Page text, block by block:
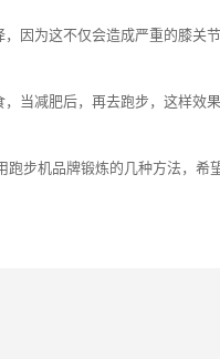
因为这不仅会造成严重的膝关
当减肥后，再去跑步，这样效
跑步机品牌锻炼的几种方法，希